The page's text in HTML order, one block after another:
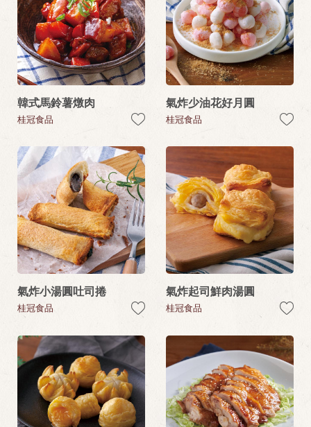
韓式馬鈴薯燉肉
桂冠食品
氣炸少油花好月圓
桂冠食品
氣炸小湯圓吐司捲
桂冠食品
氣炸起司鮮肉湯圓
桂冠食品